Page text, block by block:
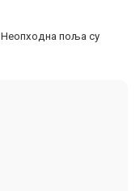
Неопходна поља су